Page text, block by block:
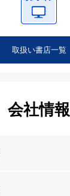
取扱い書店一覧
会社情報